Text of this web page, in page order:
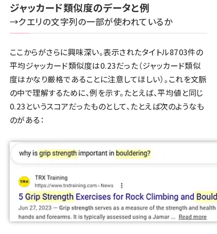
ジャッカード類似度のデータと例
→クエリの文字列の一部が使われているか
ここからがさらに興味深い。表示されたタイトル8703件の
平均ジャッカード類似度は0.23だった（ジャッカード類似
度はかなり厳格であることに注意してほしい）。これを文脈
の中で理解するために、例を示す。たとえば、平均値と同じ
0.23というスコアだったものとして、たとえば次のようなも
のがある：